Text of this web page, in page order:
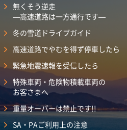
無くそう逆走
―高速道路は一方通行です―
冬の雪道ドライブガイド
高速道路でやむを得ず停車したら
緊急地震速報を受信したら
特殊車両・危険物積載車両の
お客さまへ
重量オーバーは禁止です!!
SA・PAご利用上の注意